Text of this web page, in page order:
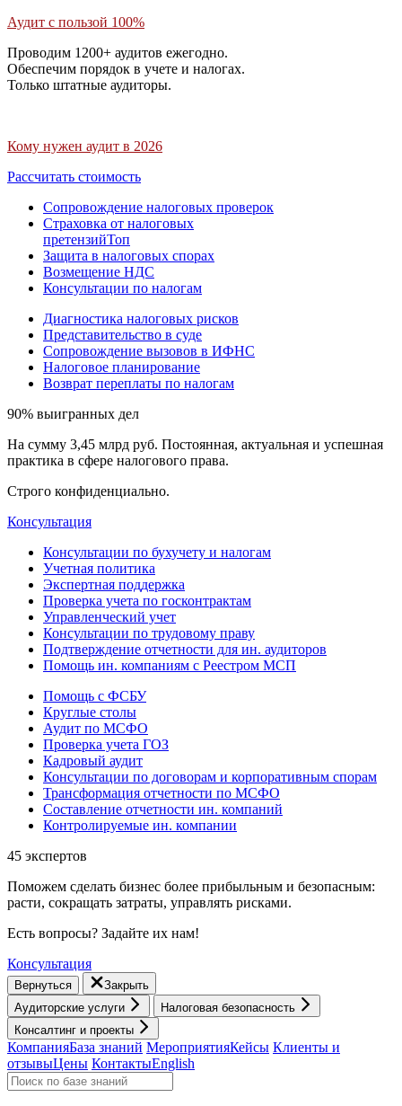
Аудит с пользой 100%
Проводим 1200+ аудитов ежегодно.
Обеспечим порядок в учете и налогах.
Только штатные аудиторы.
Кому нужен аудит в 2026
Рассчитать стоимость
Сопровождение налоговых проверок
Страховка от налоговых
претензийТоп
Защита в налоговых спорах
Возмещение НДС
Консультации по налогам
Диагностика налоговых рисков
Представительство в суде
Сопровождение вызовов в ИФНС
Налоговое планирование
Возврат переплаты по налогам
90% выигранных дел
На сумму 3,45 млрд руб. Постоянная, актуальная и успешная
практика в сфере налогового права.
Строго конфиденциально.
Консультация
Консультации по бухучету и налогам
Учетная политика
Экспертная поддержка
Проверка учета по госконтрактам
Управленческий учет
Консультации по трудовому праву
Подтверждение отчетности для ин. аудиторов
Помощь ин. компаниям с Реестром МСП
Помощь с ФСБУ
Круглые столы
Аудит по МСФО
Проверка учета ГОЗ
Кадровый аудит
Консультации по договорам и корпоративным спорам
Трансформация отчетности по МСФО
Составление отчетности ин. компаний
Контролируемые ин. компании
45 экспертов
Поможем сделать бизнес более прибыльным и безопасным:
расти, cокращать затраты, управлять рисками.
Есть вопросы? Задайте их нам!
Консультация
Вернуться
Закрыть
Аудиторские услуги
Налоговая безопасность
Консалтинг и проекты
КомпанияБаза знаний МероприятияКейсы Клиенты и
отзывыЦены КонтактыEnglish